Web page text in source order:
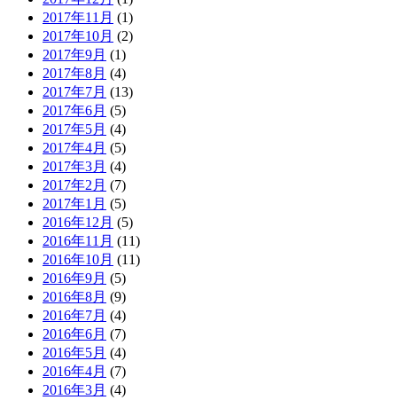
2017年11月 (1)
2017年10月 (2)
2017年9月 (1)
2017年8月 (4)
2017年7月 (13)
2017年6月 (5)
2017年5月 (4)
2017年4月 (5)
2017年3月 (4)
2017年2月 (7)
2017年1月 (5)
2016年12月 (5)
2016年11月 (11)
2016年10月 (11)
2016年9月 (5)
2016年8月 (9)
2016年7月 (4)
2016年6月 (7)
2016年5月 (4)
2016年4月 (7)
2016年3月 (4)